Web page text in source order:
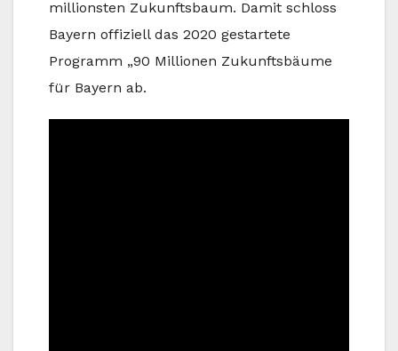
millionsten Zukunftsbaum. Damit schloss
Bayern offiziell das 2020 gestartete
Programm „90 Millionen Zukunftsbäume
für Bayern ab.